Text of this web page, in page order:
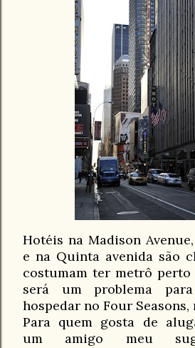
Hotéis na Madison
e na Quinta avenida são
costumam ter metrô perto
será um problema
hospedar no Four Seasons,
Para quem gosta de
um amigo meu